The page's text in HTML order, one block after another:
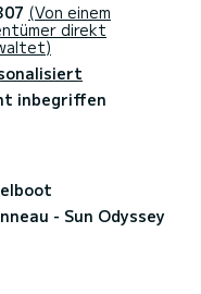
(Von einem
direkt
inbegriffen
- Sun Odyssey